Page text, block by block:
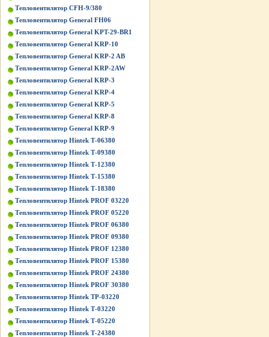
Тепловентилятор CFH-9/380
Тепловентилятор General FH06
Тепловентилятор General KPT-29-BR1
Тепловентилятор General KRP-10
Тепловентилятор General KRP-2 AB
Тепловентилятор General KRP-2AW
Тепловентилятор General KRP-3
Тепловентилятор General KRP-4
Тепловентилятор General KRP-5
Тепловентилятор General KRP-8
Тепловентилятор General KRP-9
Тепловентилятор Hintek Т-06380
Тепловентилятор Hintek Т-09380
Тепловентилятор Hintek Т-12380
Тепловентилятор Hintek Т-15380
Тепловентилятор Hintek Т-18380
Тепловентилятор Hintek PROF 03220
Тепловентилятор Hintek PROF 05220
Тепловентилятор Hintek PROF 06380
Тепловентилятор Hintek PROF 09380
Тепловентилятор Hintek PROF 12380
Тепловентилятор Hintek PROF 15380
Тепловентилятор Hintek PROF 24380
Тепловентилятор Hintek PROF 30380
Тепловентилятор Hintek TP-03220
Тепловентилятор Hintek Т-03220
Тепловентилятор Hintek Т-05220
Тепловентилятор Hintek Т-24380